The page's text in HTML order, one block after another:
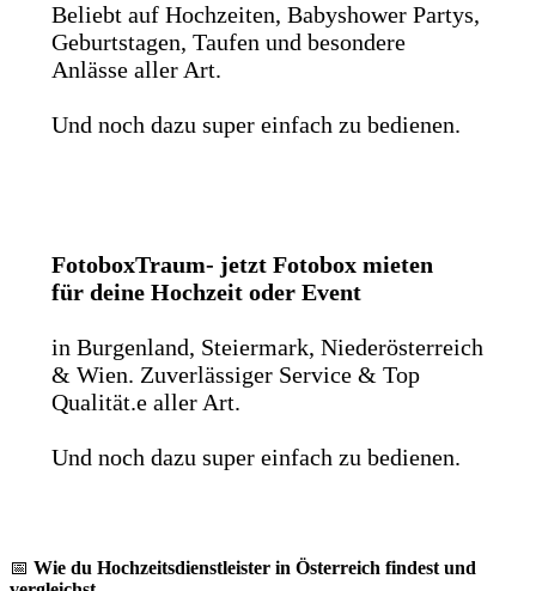
Beliebt auf Hochzeiten, Babyshower Partys,
Geburtstagen, Taufen und besondere
Anlässe aller Art.
Und noch dazu super einfach zu bedienen.
FotoboxTraum- jetzt Fotobox mieten
für deine Hochzeit oder Event
in Burgenland, Steiermark, Niederösterreich
& Wien. Zuverlässiger Service & Top
Qualität.e aller Art.
Und noch dazu super einfach zu bedienen.
📅 Wie du Hochzeitsdienstleister in Österreich findest und